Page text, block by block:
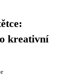
kreativní